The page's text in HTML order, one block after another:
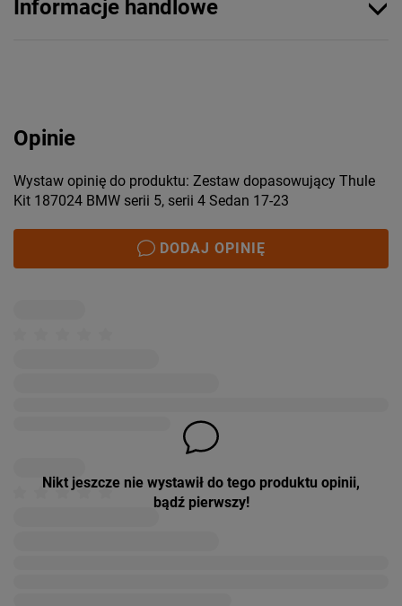
Informacje handlowe
Opinie
Wystaw opinię do produktu: Zestaw dopasowujący Thule
Kit 187024 BMW serii 5, serii 4 Sedan 17-23
DODAJ OPINIĘ
Nikt jeszcze nie wystawił do tego produktu opinii,
bądź pierwszy!